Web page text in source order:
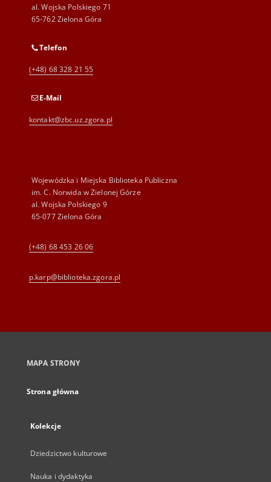
al. Wojska Polskiego 71
65-762 Zielona Góra
Telefon
(+48) 68 328 21 55
E-Mail
kontakt@zbc.uz.zgora.pl
Wojewódzka i Miejska Biblioteka Publiczna
im. C. Norwida w Zielonej Górze
al. Wojska Polskiego 9
65-077 Zielona Góra
(+48) 68 453 26 06
p.karp@biblioteka.zgora.pl
MAPA STRONY
Strona główna
Kolekcje
Dziedzictwo kulturowe
Nauka i dydaktyka